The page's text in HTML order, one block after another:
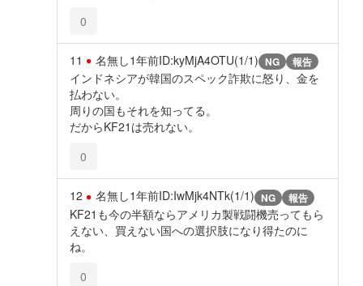
0
11 名無し1年前ID:kyMjA4OTU(1/1) NG 報告
インドネシアが韓国のスペック詐欺に怒り、金を
払わない。
周りの国もそれを知ってる。
だからKF21は売れない。
0
12 名無し1年前ID:IwMjk4NTk(1/1) NG 報告
KF21も今の半額ならアメリカ製戦闘機売ってもら
えない、買えない国への選択肢になり得たのに
ね。
0